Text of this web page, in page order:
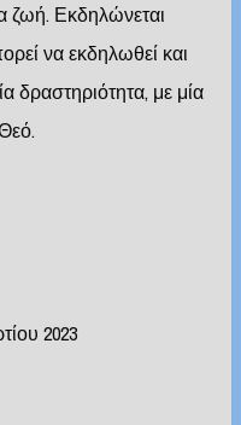
ζωή. Εκδηλώνεται
να εκδηλωθεί και
δραστηριότητα, με μία
2023